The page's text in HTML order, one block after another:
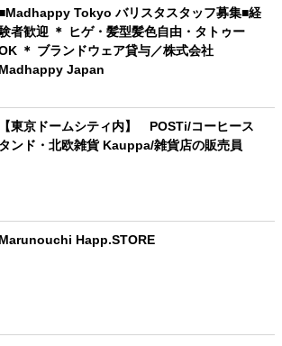
Tokyo バリスタスタッフ募集■経
者歓迎 ＊ ヒゲ・髪型髪色自由・タトゥー
＊ ブランドウェア貸与／株式会社
Madhappy Japan
【東京ドームシティ内】 POSTi/コーヒース
タンド・北欧雑貨 Kauppa/雑貨店の販売員
Marunouchi Happ.STORE